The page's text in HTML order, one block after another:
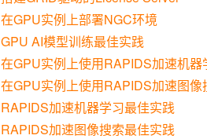
在GPU实例上部署NGC环境
GPU AI模型训练最佳实践
在GPU实例上使用RAPIDS加速机器
在GPU实例上使用RAPIDS加速图像
RAPIDS加速机器学习最佳实践
RAPIDS加速图像搜索最佳实践